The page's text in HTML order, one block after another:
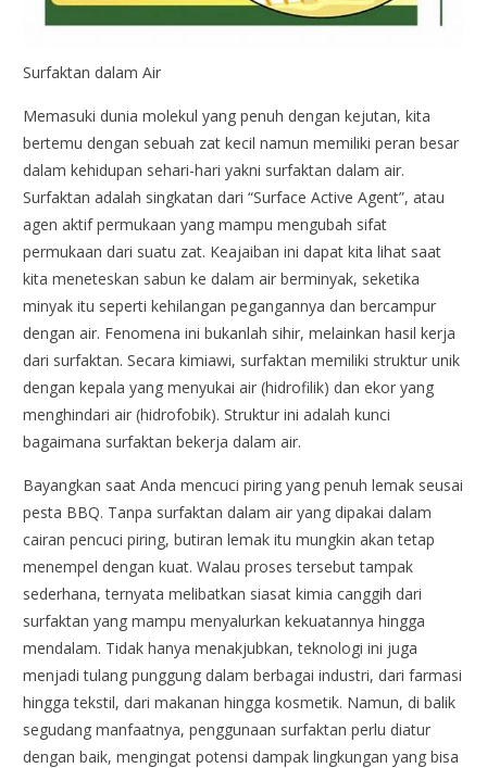
Surfaktan dalam Air
Memasuki dunia molekul yang penuh dengan kejutan, kita
bertemu dengan sebuah zat kecil namun memiliki peran besar
dalam kehidupan sehari-hari yakni surfaktan dalam air.
Surfaktan adalah singkatan dari “Surface Active Agent”, atau
agen aktif permukaan yang mampu mengubah sifat
permukaan dari suatu zat. Keajaiban ini dapat kita lihat saat
kita meneteskan sabun ke dalam air berminyak, seketika
minyak itu seperti kehilangan pegangannya dan bercampur
dengan air. Fenomena ini bukanlah sihir, melainkan hasil kerja
dari surfaktan. Secara kimiawi, surfaktan memiliki struktur unik
dengan kepala yang menyukai air (hidrofilik) dan ekor yang
menghindari air (hidrofobik). Struktur ini adalah kunci
bagaimana surfaktan bekerja dalam air.
Bayangkan saat Anda mencuci piring yang penuh lemak seusai
pesta BBQ. Tanpa surfaktan dalam air yang dipakai dalam
cairan pencuci piring, butiran lemak itu mungkin akan tetap
menempel dengan kuat. Walau proses tersebut tampak
sederhana, ternyata melibatkan siasat kimia canggih dari
surfaktan yang mampu menyalurkan kekuatannya hingga
mendalam. Tidak hanya menakjubkan, teknologi ini juga
menjadi tulang punggung dalam berbagai industri, dari farmasi
hingga tekstil, dari makanan hingga kosmetik. Namun, di balik
segudang manfaatnya, penggunaan surfaktan perlu diatur
dengan baik, mengingat potensi dampak lingkungan yang bisa